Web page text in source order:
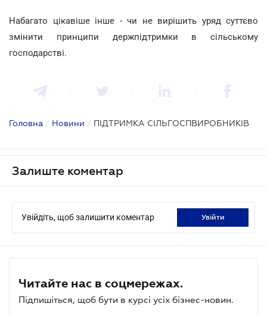
Набагато цікавіше інше - чи не вирішить уряд суттєво
змінити принципи держпідтримки в сільському
господарстві.
Головна / Новини / ПІДТРИМКА СІЛЬГОСПВИРОБНИКІВ
Залиште коментар
Увійдіть, щоб залишити коментар увійти
Читайте нас в соцмережах.
Підпишіться, щоб бути в курсі усіх бізнес-новин.